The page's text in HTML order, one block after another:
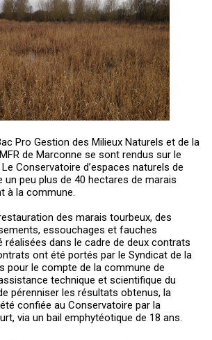
Pro Gestion des Milieux Naturels et de la
de Marconne se sont rendus sur le
Conservatoire d’espaces naturels de
un peu plus de 40 hectares de marais
à la commune.
des marais tourbeux, des
essouchages et fauches
dans le cadre de deux contrats
ont été portés par le Syndicat de la
pour le compte de la commune de
technique et scientifique du
pérenniser les résultats obtenus, la
confiée au Conservatoire par la
via un bail emphytéotique de 18 ans.